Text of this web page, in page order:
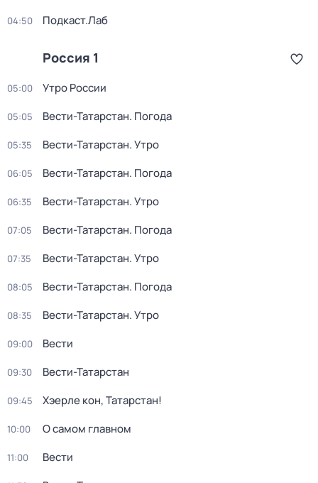
04:50 Подкаст.Лаб
Россия 1
05:00 Утро России
05:05 Вести-Татарстан. Погода
05:35 Вести-Татарстан. Утро
06:05 Вести-Татарстан. Погода
06:35 Вести-Татарстан. Утро
07:05 Вести-Татарстан. Погода
07:35 Вести-Татарстан. Утро
08:05 Вести-Татарстан. Погода
08:35 Вести-Татарстан. Утро
09:00 Вести
09:30 Вести-Татарстан
09:45 Хэерле кон, Татарстан!
10:00 О самом главном
11:00 Вести